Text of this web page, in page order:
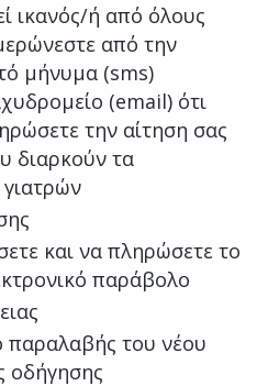
ικανός/ή από όλους
από την
μήνυμα (sms)
(email) ότι
την αίτηση σας
διαρκούν τα
και να πληρώσετε το
παράβολο
παραλαβής του νέου
οδήγησης